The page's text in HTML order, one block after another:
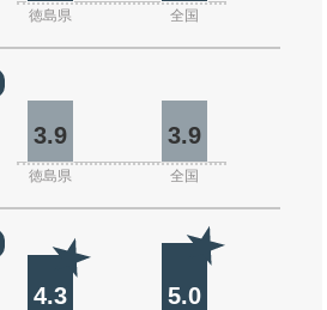
徳島県 全国
3.9 3.9
徳島県 全国
4.3 5.0